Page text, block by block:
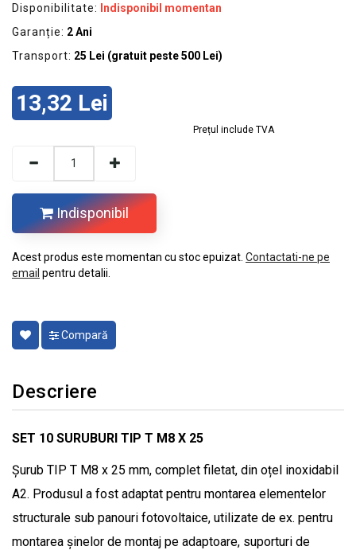
Disponibilitate:
Indisponibil momentan
Garanție: 2 Ani
Transport: 25 Lei (gratuit peste 500 Lei)
13,32 Lei
Prețul include TVA
Indisponibil
Acest produs este momentan cu stoc epuizat. Contactati-ne pe
email pentru detalii.
Compară
Descriere
SET 10 SURUBURI TIP T M8 X 25
Șurub TIP T M8 x 25 mm, complet filetat, din oțel inoxidabil
A2. Produsul a fost adaptat pentru montarea elementelor
structurale sub panouri fotovoltaice, utilizate de ex. pentru
montarea șinelor de montaj pe adaptoare, suporturi de